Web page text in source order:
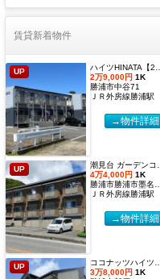
賃貸新着物件
UP
ハイツHINATA【2027年度国際武道大学生 入居申込受付開始しました！】
2万9,000円 1K
勝浦市中谷71
ＪＲ外房線勝浦駅
→物件詳細
UP
潮見台 ガーデンコート２【2027年度国際武道大学生 入居申込受付開始しました！】
4万4,000円 1K
勝浦市勝浦市墨名486-32
ＪＲ外房線勝浦駅
→物件詳細
UP
ココナッツハイツ６【2027年度国際武道大学生 入居申込受付開始しました！】
3万8,000円 1K